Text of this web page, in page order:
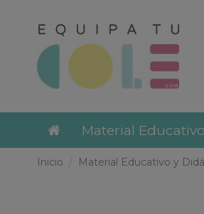
Material
Inicio Material Educativo y